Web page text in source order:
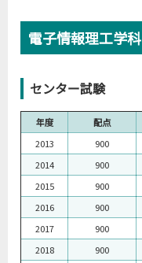
電子情報理工学科
センター試験
年度 配点
2013
900
2014
900
2015
900
2016
900
2017
900
2018
900